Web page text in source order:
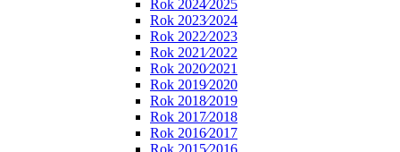
Rok 2024⁄2025
Rok 2023⁄2024
Rok 2022⁄2023
Rok 2021⁄2022
Rok 2020⁄2021
Rok 2019⁄2020
Rok 2018⁄2019
Rok 2017⁄2018
Rok 2016⁄2017
Rok 2015⁄2016